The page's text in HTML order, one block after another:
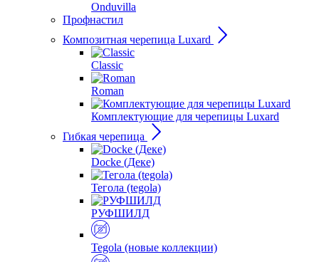
Onduvilla
Профнастил
Композитная черепица Luxard
Сlassic
Roman
Комплектующие для черепицы Luxard
Гибкая черепица
Docke (Деке)
Тегола (tegola)
РУФШИЛД
Tegola (новые коллекции)